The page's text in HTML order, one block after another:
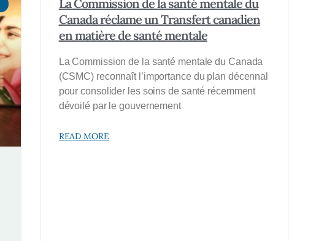
La Commission de la santé mentale du
Canada réclame un Transfert canadien
en matière de santé mentale
La Commission de la santé mentale du Canada
(CSMC) reconnaît l’importance du plan décennal
pour consolider les soins de santé récemment
dévoilé par le gouvernement
READ MORE